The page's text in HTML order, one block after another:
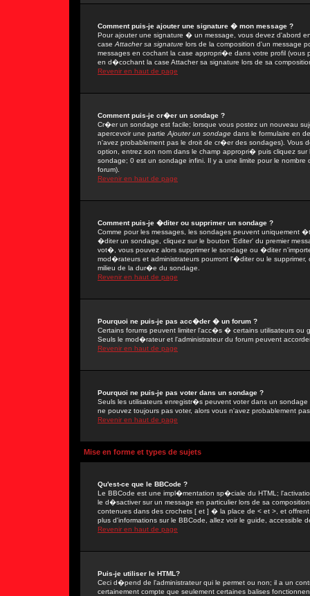
Comment puis-je ajouter une signature � mon message ?
Pour ajouter une signature � un message, vous devez d'abord
case Attacher sa signature lors de la composition d'un message
messages en cochant la case appropri�e dans votre profil
en d�cochant la case Attacher sa signature lors de sa
Revenir en haut de page
Comment puis-je cr�er un sondage ?
Cr�er un sondage est facile; lorsque vous postez un nouveau
apercevoir une partie Ajouter un sondage dans le formulaire en
n'avez probablement pas le droit de cr�er des sondages). Vous
option, entrez son nom dans le champ appropri� puis cliquez
sondage; 0 est un sondage infini. Il y a une limite pour le
forum).
Revenir en haut de page
Comment puis-je �diter ou supprimer un sondage ?
Comme pour les messages, les sondages peuvent
�diter un sondage, cliquez sur le bouton 'Editer' du premier
vot�, vous pouvez alors supprimer le sondage ou �diter
mod�rateurs et administrateurs pourront l'�diter ou le
milieu de la dur�e du sondage.
Revenir en haut de page
Pourquoi ne puis-je pas acc�der � un forum ?
Certains forums peuvent limiter l'acc�s � certains utilisateurs ou
Seuls le mod�rateur et l'administrateur du forum peuvent
Revenir en haut de page
Pourquoi ne puis-je pas voter dans un sondage ?
Seuls les utilisateurs enregistr�s peuvent voter dans un
ne pouvez toujours pas voter, alors vous n'avez probablement
Revenir en haut de page
Mise en forme et types de sujets
Qu'est-ce que le BBCode ?
Le BBCode est une impl�mentation sp�ciale du HTML;
le d�sactiver sur un message en particulier lors de sa
contenues dans des crochets [ et ] � la place de < et >, et
plus d'informations sur le BBCode, allez voir le guide, accessible
Revenir en haut de page
Puis-je utiliser le HTML?
Ceci d�pend de l'administrateur qui le permet ou non; il a un
certainement compte que seulement certaines balises